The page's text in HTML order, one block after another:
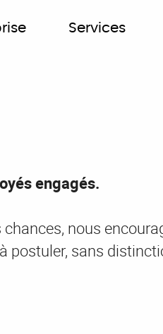
Services
engagés.
nous
sans